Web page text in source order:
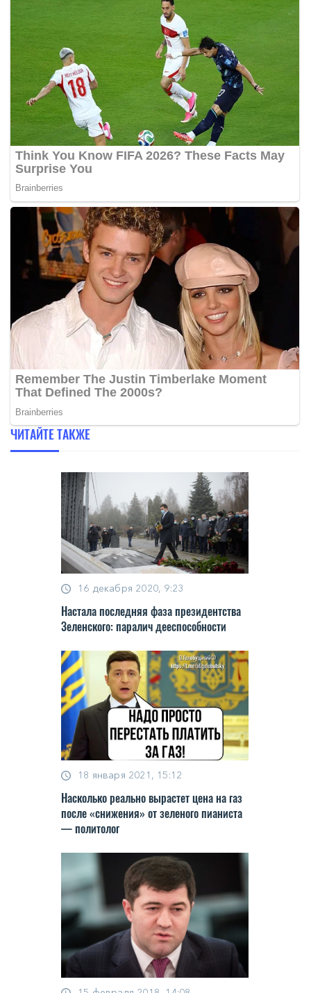
ЧИТАЙТЕ ТАКЖЕ
16 декабря 2020, 9:23
Настала последняя фаза президентства
Зеленского: паралич дееспособности
18 января 2021, 15:12
Насколько реально вырастет цена на газ
после «снижения» от зеленого пианиста
— политолог